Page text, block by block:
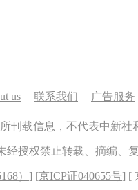
us | 联系我们 | 广告服务
刊载信息，不代表中新
经授权禁止转载、摘编、
） ] [京ICP证040655号] [